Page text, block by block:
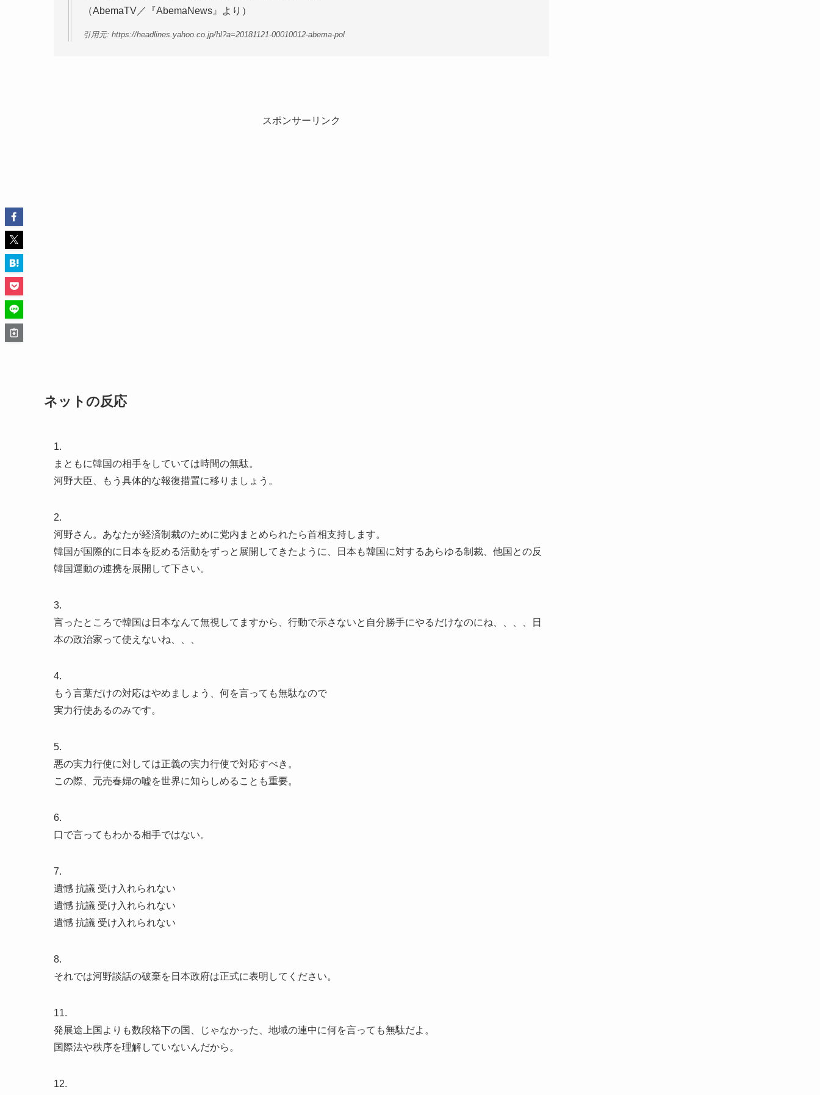
（AbemaTV／『AbemaNews』より）
引用元: https://headlines.yahoo.co.jp/hl?a=20181121-00010012-abema-pol
スポンサーリンク
ネットの反応
1.
まともに韓国の相手をしていては時間の無駄。
河野大臣、もう具体的な報復措置に移りましょう。
2.
河野さん。あなたが経済制裁のために党内まとめられたら首相支持します。
韓国が国際的に日本を貶める活動をずっと展開してきたように、日本も韓国に対するあらゆる制裁、他国との反
韓国運動の連携を展開して下さい。
3.
言ったところで韓国は日本なんて無視してますから、行動で示さないと自分勝手にやるだけなのにね、、、、日
本の政治家って使えないね、、、
4.
もう言葉だけの対応はやめましょう、何を言っても無駄なので
実力行使あるのみです。
5.
悪の実力行使に対しては正義の実力行使で対応すべき。
この際、元売春婦の嘘を世界に知らしめることも重要。
6.
口で言ってもわかる相手ではない。
7.
遺憾 抗議 受け入れられない
遺憾 抗議 受け入れられない
遺憾 抗議 受け入れられない
8.
それでは河野談話の破棄を日本政府は正式に表明してください。
11.
発展途上国よりも数段格下の国、じゃなかった、地域の連中に何を言っても無駄だよ。
国際法や秩序を理解していないんだから。
12.